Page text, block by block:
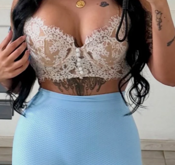
Polícia Investiga Morte De Modelo
Encontrada Em Mala Após Viagem Pela
Europa
August 04, 2026 0